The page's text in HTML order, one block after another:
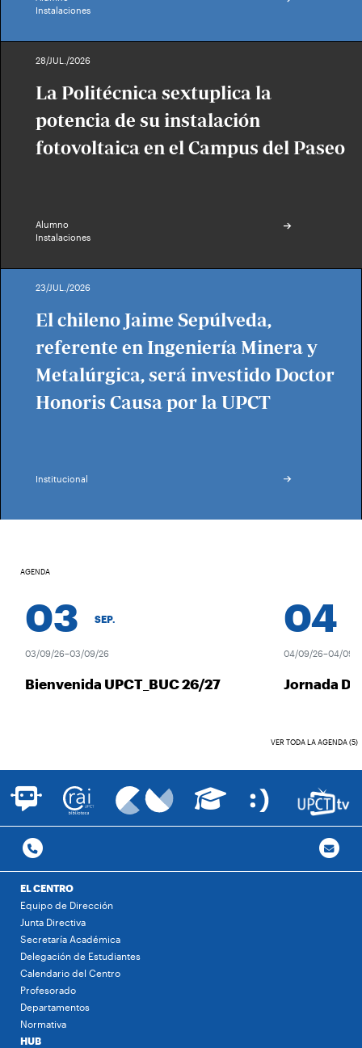
Instalaciones
28/JUL./2026
La Politécnica sextuplica la
potencia de su instalación
fotovoltaica en el Campus del Paseo
Alumno
Instalaciones
23/JUL./2026
El chileno Jaime Sepúlveda,
referente en Ingeniería Minera y
Metalúrgica, será investido Doctor
Honoris Causa por la UPCT
Institucional
AGENDA
03 SEP.
03/09/26–03/09/26
Bienvenida UPCT_BUC 26/27
04
04/09/26–04/09/26
Jornada
VER TODA LA AGENDA (5)
EL CENTRO
Equipo de Dirección
Junta Directiva
Secretaría Académica
Delegación de Estudiantes
Calendario del Centro
Profesorado
Departamentos
Normativa
HUB